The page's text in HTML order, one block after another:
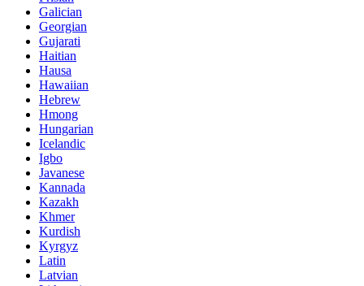
Galician
Georgian
Gujarati
Haitian
Hausa
Hawaiian
Hebrew
Hmong
Hungarian
Icelandic
Igbo
Javanese
Kannada
Kazakh
Khmer
Kurdish
Kyrgyz
Latin
Latvian